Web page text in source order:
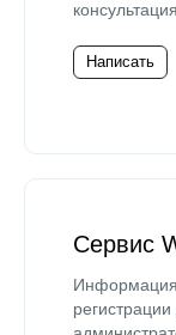
Написать
Сервис
Информация